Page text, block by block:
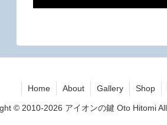
Home About Gallery Shop
© 2010-2026 アイオンの鍵 Oto Hitomi